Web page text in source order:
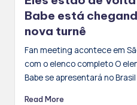
Babe está
nova turnê
Fan meeting acontece em
com o elenco completo O
Babe se apresentará no
Read More